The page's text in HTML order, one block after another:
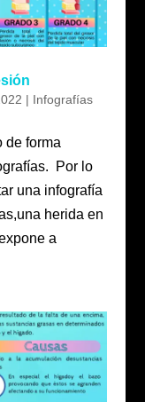
| Infografías
de forma
Por lo
una infografía
herida en
a